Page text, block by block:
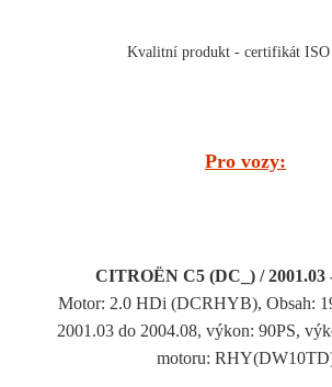
Kvalitní produkt - certifikát ISO
Pro vozy:
CITROËN C5 (DC_) / 2001.03
Motor: 2.0 HDi (DCRHYB), Obsah:
2001.03 do 2004.08, výkon: 90PS,
motoru: